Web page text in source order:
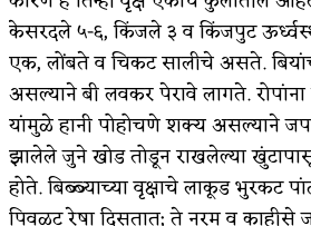
केसरदले ५-६, किंजले ३ व किंजपुट
एक, लोंबते व चिकट सालीचे असते.
असल्याने बी लवकर पेरावे लागते.
यांमुळे हानी पोहोचणे शक्य असल्याने
झालेले जुने खोड तोडून राखलेल्या
होते. बिब्ब्याच्या वृक्षाचे लाकूड भुरकट